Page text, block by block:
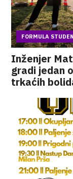
FORMULA
Inženjer
gradi jedan
trkaćih